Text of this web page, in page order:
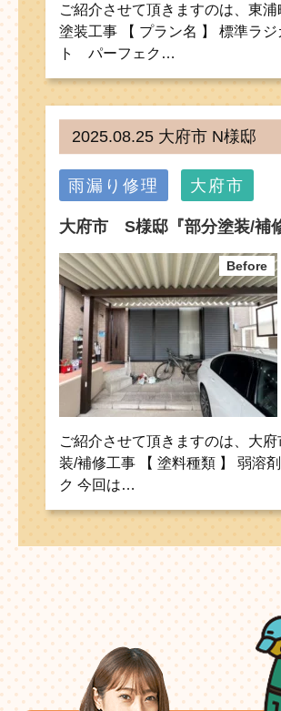
ご紹介させて頂きますのは、東
塗装工事 【 プラン名 】 標準ラ
ト パーフェク…
2025.08.25 大府市 N様邸
雨漏り修理 大府市
大府市 S様邸『部分塗装/補
ご紹介させて頂きますのは、大
装/補修工事 【 塗料種類 】 弱溶
ク 今回は…